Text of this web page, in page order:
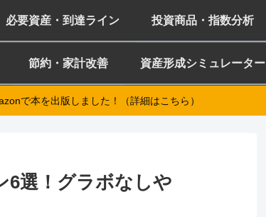
必要資産・到達ライン 投資商品・指数分析
節約・家計改善 資産形成シミュレーター
で本を出版しました！（詳細はこちら）
6選！グラボなしや